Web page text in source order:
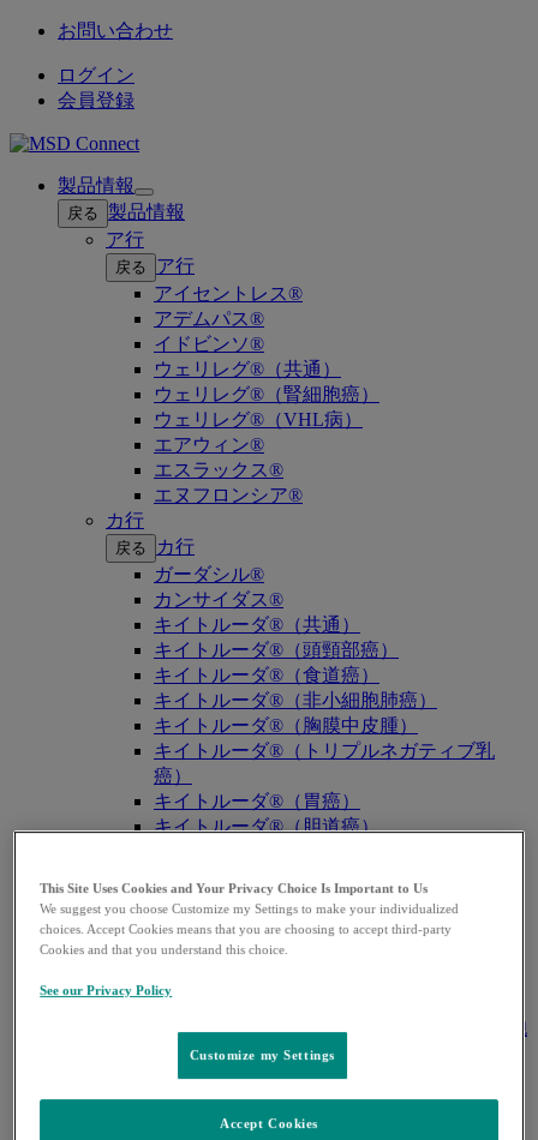
お問い合わせ
ログイン
会員登録
製品情報
Open
submenu
戻る 製品情報
ア行
戻る
ア行
アイセントレス®
アデムパス®
イドビンソ®
ウェリレグ®（共通）
ウェリレグ®（腎細胞癌）
ウェリレグ®（VHL病）
エアウィン®
エスラックス®
エヌフロンシア®
カ行
戻る
カ行
ガーダシル®
カンサイダス®
キイトルーダ®（共通）
キイトルーダ®（頭頸部癌）
キイトルーダ®（食道癌）
キイトルーダ®（非小細胞肺癌）
キイトルーダ®（胸膜中皮腫）
キイトルーダ®（トリプルネガティブ乳
癌）
キイトルーダ®（胃癌）
キイトルーダ®（胆道癌）
キイトルーダ®（子宮体癌）
キイトルーダ®（子宮頸癌）
キイトルーダ®（悪性黒色腫）
腫）
キイトルーダ®（原発性縦隔大細胞型B細胞
リンパ腫（PMBCL））
キイトルーダ®（MSI-High固形癌）
キイトルーダ®（MSI-High結腸・直腸癌）
キイトルーダ®（TMB-High固形癌）
This Site Uses Cookies and Your Privacy Choice Is Important to Us
We suggest you choose Customize my Settings to make your individualized
choices. Accept Cookies means that you are choosing to accept third-party
Cookies and that you understand this choice.
See our Privacy Policy
Customize my Settings
Accept Cookies